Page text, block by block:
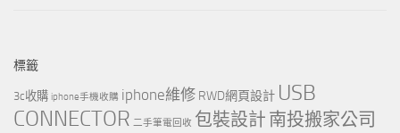
標籤
3c收購 iphone手機收購 iphone維修 RWD網頁設計 USB
CONNECTOR 二手筆電回收 包裝設計 南投搬家公司